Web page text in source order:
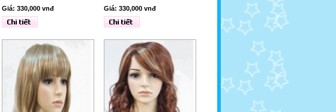
Giá: 330,000 vnđ Giá: 330,000 vnđ